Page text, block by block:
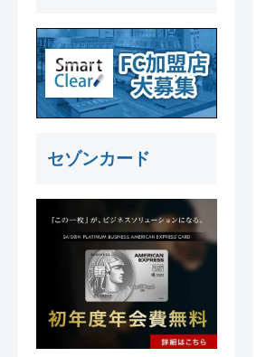
セゾンカード